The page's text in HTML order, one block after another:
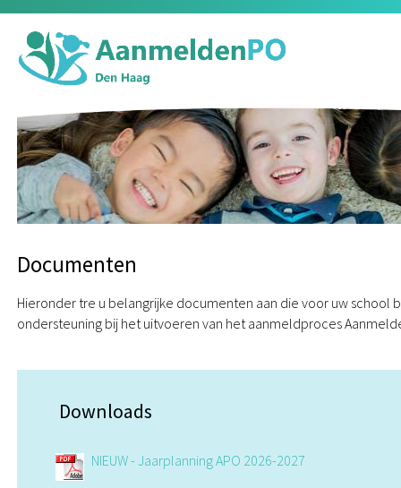
Documenten
Hieronder treft u belangrijke documenten aan die voor uw school
ondersteuning bij het uitvoeren van het aanmeldproces
Downloads
NIEUW - Jaarplanning APO 2026-2027